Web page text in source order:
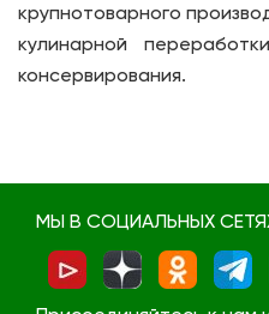
крупнотоварного
кулинарной
консервирования.
МЫ В СОЦИАЛЬНЫХ